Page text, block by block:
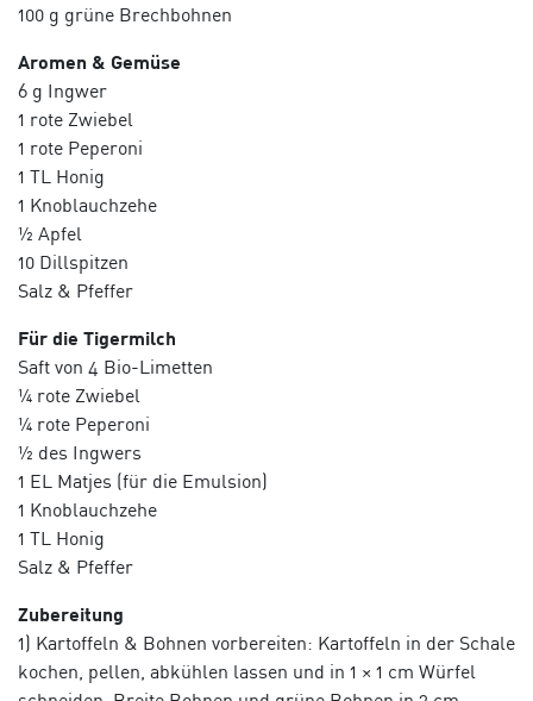
100 g grüne Brechbohnen
Aromen & Gemüse
6 g Ingwer
1 rote Zwiebel
1 rote Peperoni
1 TL Honig
1 Knoblauchzehe
½ Apfel
10 Dillspitzen
Salz & Pfeffer
Für die Tigermilch
Saft von 4 Bio-Limetten
¼ rote Zwiebel
¼ rote Peperoni
½ des Ingwers
1 EL Matjes (für die Emulsion)
1 Knoblauchzehe
1 TL Honig
Salz & Pfeffer
Zubereitung
1) Kartoffeln & Bohnen vorbereiten: Kartoffeln in der Schale
kochen, pellen, abkühlen lassen und in 1 × 1 cm Würfel